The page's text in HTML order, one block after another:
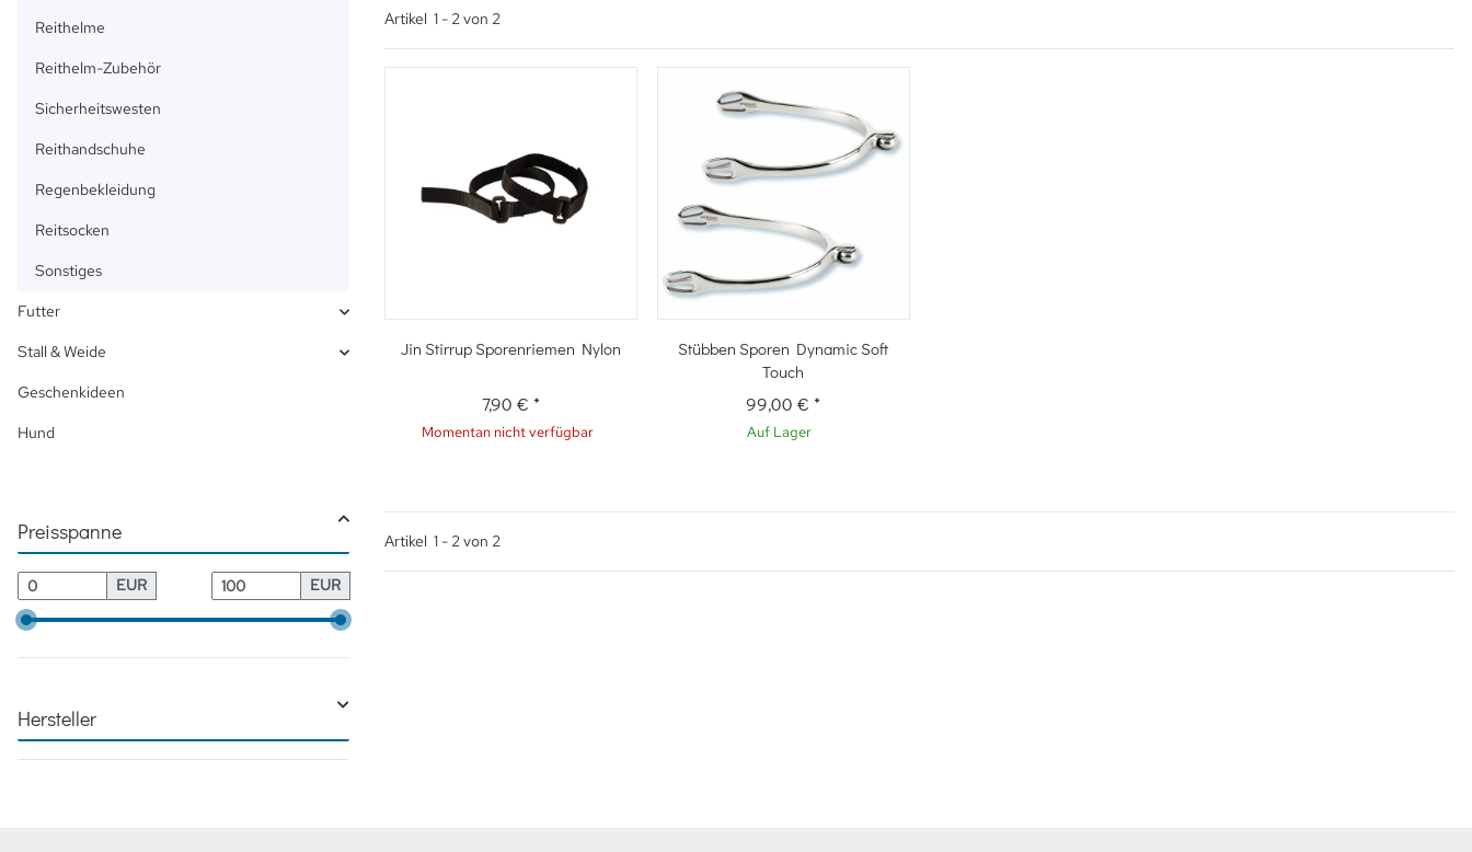
Artikel 1 - 2von 2
Schnellkauf
Jin Stirrup Sporenriemen Nylon
7,90 €*
Momentan nicht verfügbar
Schnellkauf
Stübben Sporen Dynamic Soft
Touch
99,00 €*
Auf Lager
Artikel 1 - 2von 2
Reithelme
Reithelm-Zubehör
Sicherheitswesten
Reithandschuhe
Regenbekleidung
Reitsocken
Sonstiges
Futter
Stall & Weide
Geschenkideen
Hund
Preisspanne
EUR EUR
Hersteller